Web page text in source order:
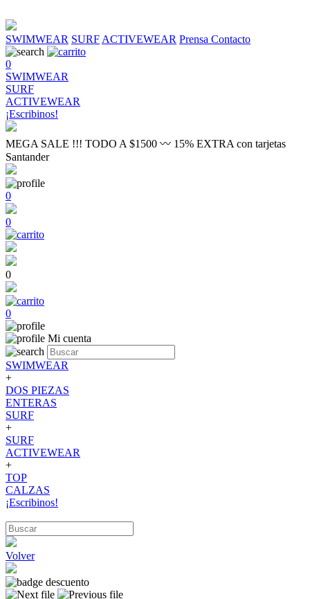
SWIMWEAR SURF ACTIVEWEAR Prensa Contacto
0
SWIMWEAR
SURF
ACTIVEWEAR
¡Escribinos!
MEGA SALE !!! TODO A $1500 〰 15% EXTRA con tarjetas
Santander
0
0
0
0
Mi cuenta
SWIMWEAR
+
DOS PIEZAS
ENTERAS
SURF
+
SURF
ACTIVEWEAR
+
TOP
CALZAS
¡Escribinos!
Volver